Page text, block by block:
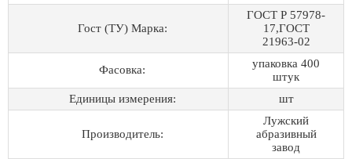
Гост (ТУ) Марка:
ГОСТ Р 57978-
17,ГОСТ
21963-02
Фасовка:
упаковка 400
штук
Единицы измерения:
шт
Производитель:
Лужский
абразивный
завод